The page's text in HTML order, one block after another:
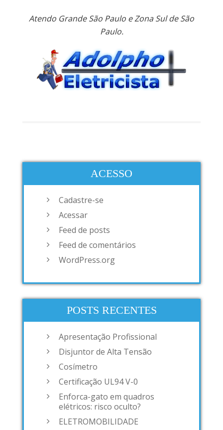
Atendo Grande São Paulo e Zona Sul de São
Paulo.
ACESSO
Cadastre-se
Acessar
Feed de posts
Feed de comentários
WordPress.org
POSTS RECENTES
Apresentação Profissional
Disjuntor de Alta Tensão
Cosímetro
Certificação UL94 V-0
Enforca-gato em quadros
elétricos: risco oculto?
ELETROMOBILIDADE